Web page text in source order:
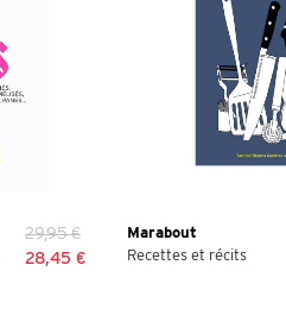
29,95 €
28,45 €
Marabout
Recettes et récits